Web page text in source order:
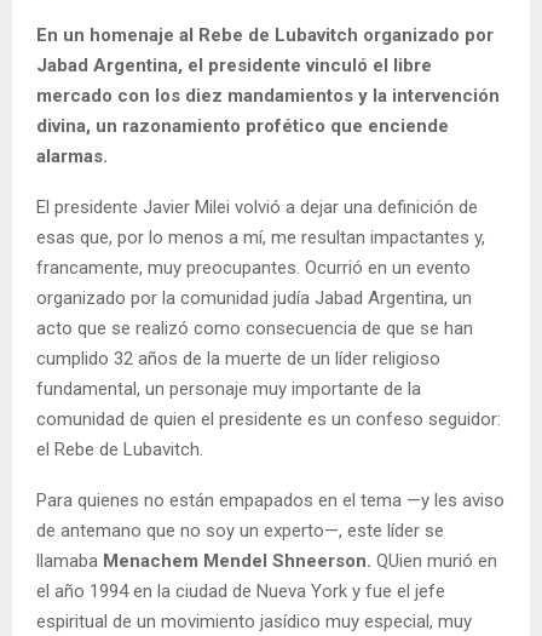
En un homenaje al Rebe de Lubavitch organizado por
Jabad Argentina, el presidente vinculó el libre
mercado con los diez mandamientos y la intervención
divina, un razonamiento profético que enciende
alarmas.
El presidente Javier Milei volvió a dejar una definición de
esas que, por lo menos a mí, me resultan impactantes y,
francamente, muy preocupantes. Ocurrió en un evento
organizado por la comunidad judía Jabad Argentina, un
acto que se realizó como consecuencia de que se han
cumplido 32 años de la muerte de un líder religioso
fundamental, un personaje muy importante de la
comunidad de quien el presidente es un confeso seguidor:
el Rebe de Lubavitch.
Para quienes no están empapados en el tema —y les aviso
de antemano que no soy un experto—, este líder se
llamaba Menachem Mendel Shneerson. QUien murió en
el año 1994 en la ciudad de Nueva York y fue el jefe
espiritual de un movimiento jasídico muy especial, muy